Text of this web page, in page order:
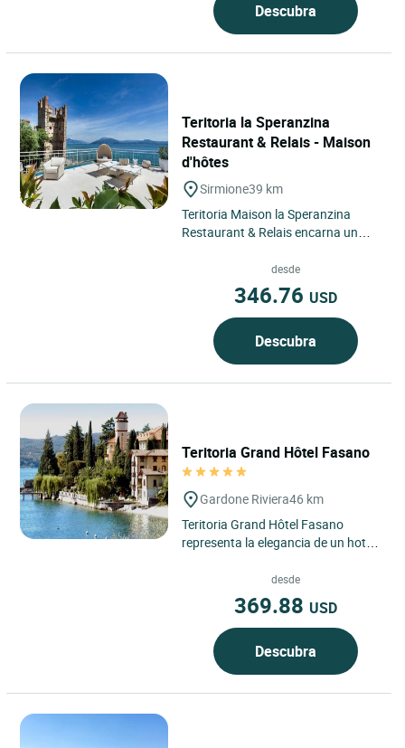
Descubra
Teritoria la Speranzina
Restaurant & Relais - Maison
d'hôtes
Sirmione39 km
Teritoria Maison la Speranzina
Restaurant & Relais encarna un
Sirmione, Italia, a orillas...
desde
346.76 USD
Descubra
Teritoria Grand Hôtel Fasano
Gardone Riviera46 km
Teritoria Grand Hôtel Fasano
representa la elegancia de un hotel
orillas del lago de Garda...
desde
369.88 USD
Descubra